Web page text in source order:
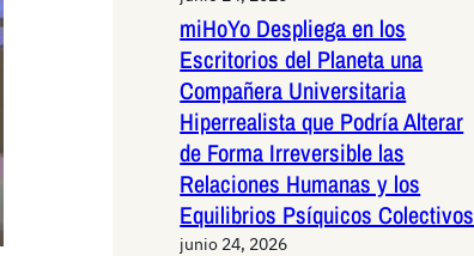
miHoYo Despliega en los
Escritorios del Planeta una
Compañera Universitaria
Hiperrealista que Podría Alterar
de Forma Irreversible las
Relaciones Humanas y los
Equilibrios Psíquicos Colectivos
junio 24, 2026